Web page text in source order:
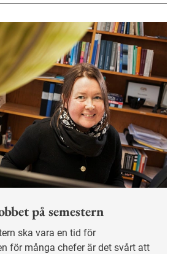
på semestern
för många chefer är det svårt att